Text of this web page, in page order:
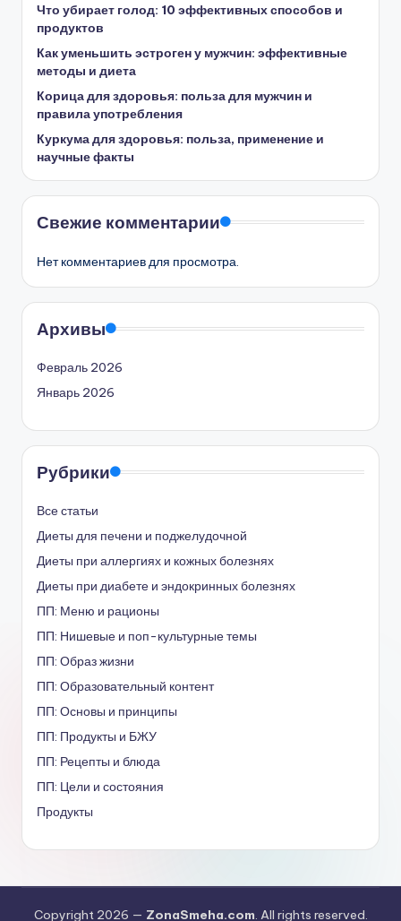
Что убирает голод: 10 эффективных способов и
продуктов
Как уменьшить эстроген у мужчин: эффективные
методы и диета
Корица для здоровья: польза для мужчин и
правила употребления
Куркума для здоровья: польза, применение и
научные факты
Свежие комментарии
Нет комментариев для просмотра.
Архивы
Февраль 2026
Январь 2026
Рубрики
Все статьи
Диеты для печени и поджелудочной
Диеты при аллергиях и кожных болезнях
Диеты при диабете и эндокринных болезнях
ПП: Меню и рационы
ПП: Нишевые и поп-культурные темы
ПП: Образ жизни
ПП: Образовательный контент
ПП: Основы и принципы
ПП: Продукты и БЖУ
ПП: Рецепты и блюда
ПП: Цели и состояния
Продукты
Copyright 2026 — ZonaSmeha.com. All rights reserved.